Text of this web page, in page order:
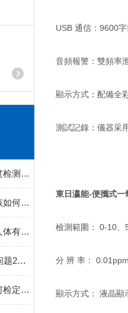
氟利昂泄漏检测：氟利昂浓度检测仪在工业安全中的作用
什么是四合一气体检测仪，该如何使用？
什么是硅烷检测仪，硅烷对人体有什么危害？
东日瀛能气体检测仪的23个问题22：气体探测器发生故障的原因有哪些？
便携式氨气气体检测仪是如何检定的？
USB 通信：9600
音頻報警：雙頻率
顯示方式：配備全
測試記錄：儀器采
東日瀛能-便攜式一
檢測範圍： 0-10、
分 辨 率：
顯示方式： 液晶顯